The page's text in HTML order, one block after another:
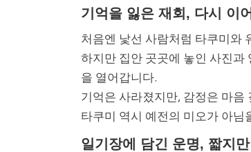
기억을 잃은 재회, 다시 이
처음엔 낯선 사람처럼 타쿠미와
하지만 집안 곳곳에 놓인 사진과
을 열어갑니다.
기억은 사라졌지만, 감정은 마음
타쿠미 역시 예전의 미오가 아
일기장에 담긴 운명, 짧지